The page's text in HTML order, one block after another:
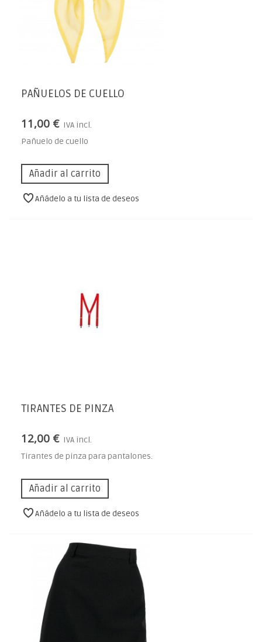
PAÑUELOS DE CUELLO
11,00 € IVA incl.
Pañuelo de cuello
Añadir al carrito
Añádelo a tu lista de deseos
TIRANTES DE PINZA
12,00 € IVA incl.
Tirantes de pinza para pantalones.
Añadir al carrito
Añádelo a tu lista de deseos